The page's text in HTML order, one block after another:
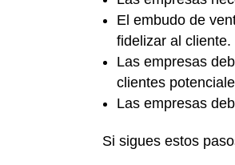
El embudo de
fidelizar al cliente.
Las empresas
clientes
Las empresas
Si sigues estos